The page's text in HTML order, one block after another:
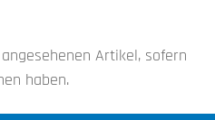
Artikel, sofern
haben.